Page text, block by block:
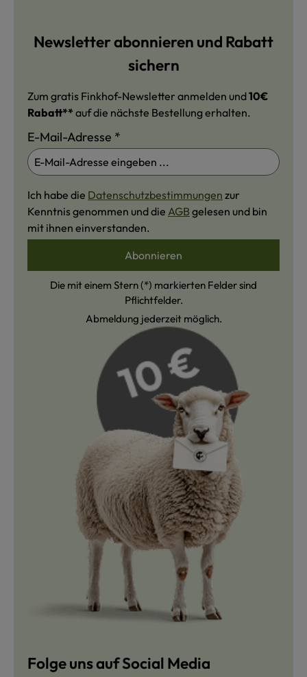
Newsletter abonnieren und Rabatt
sichern
Zum gratis Finkhof-Newsletter anmelden und10€
Rabatt** auf die nächste Bestellung erhalten.
E-Mail-Adresse *
Ich habe die Datenschutzbestimmungen zur
Kenntnis genommen und die AGB gelesen und bin
mit ihnen einverstanden.
Abonnieren
Die mit einem Stern (*) markierten Felder sind
Pflichtfelder.
Abmeldung jederzeit möglich.
Folge uns auf Social Media